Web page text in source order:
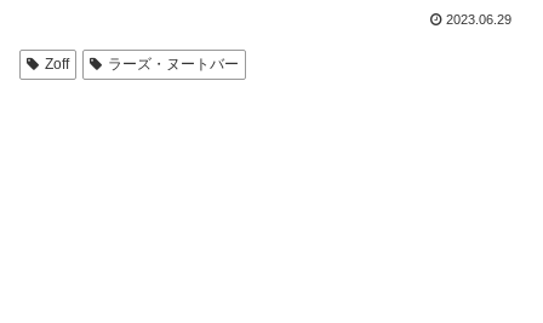
2023.06.29
Zoff ラーズ・ヌートバー